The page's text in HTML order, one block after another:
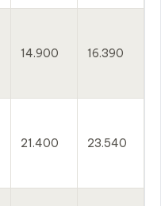
14.900 16.390
21.400 23.540